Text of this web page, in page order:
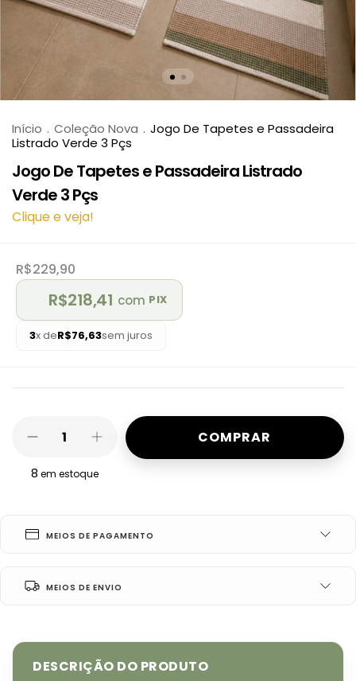
Início . Coleção Nova . Jogo De Tapetes e Passadeira
Listrado Verde 3 Pçs
Jogo De Tapetes e Passadeira Listrado
Verde 3 Pçs
Clique e veja!
R$229,90
R$218,41 com PIX
3x deR$76,63sem juros
8 em estoque
MEIOS DE PAGAMENTO
MEIOS DE ENVIO